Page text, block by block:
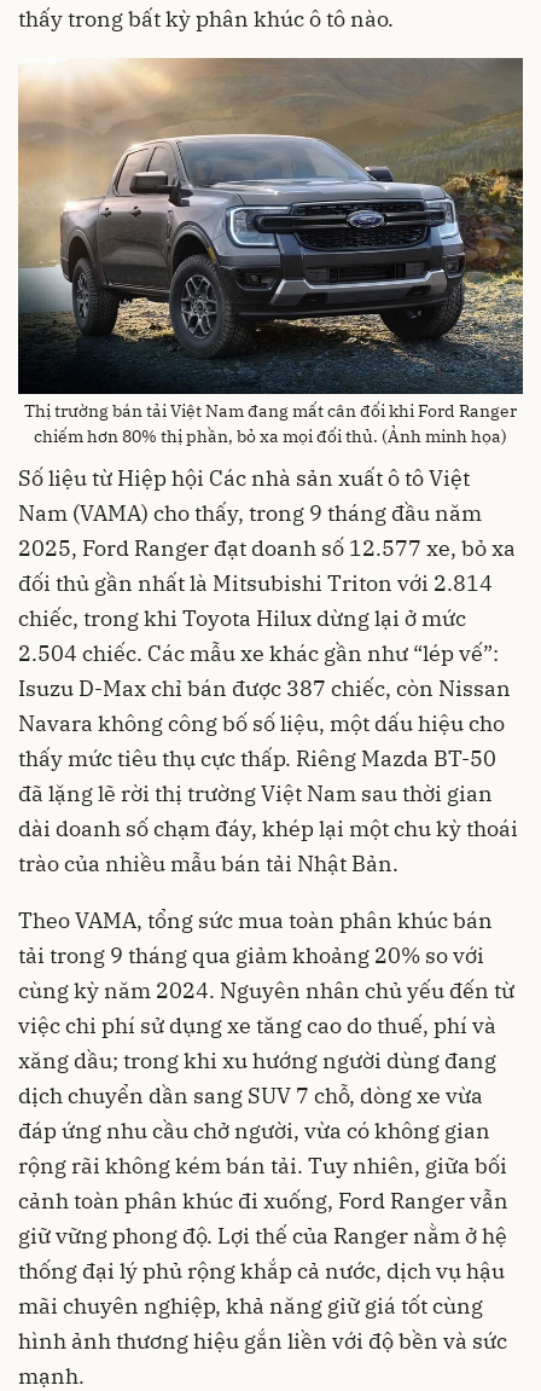
thấy trong bất kỳ phân khúc ô tô nào.
Thị trường bán tải Việt Nam đang mất cân đối khi Ford Ranger
chiếm hơn 80% thị phần, bỏ xa mọi đối thủ. (Ảnh minh họa)
Số liệu từ Hiệp hội Các nhà sản xuất ô tô Việt
Nam (VAMA) cho thấy, trong 9 tháng đầu năm
2025, Ford Ranger đạt doanh số 12.577 xe, bỏ xa
đối thủ gần nhất là Mitsubishi Triton với 2.814
chiếc, trong khi Toyota Hilux dừng lại ở mức
2.504 chiếc. Các mẫu xe khác gần như “lép vế”:
Isuzu D-Max chỉ bán được 387 chiếc, còn Nissan
Navara không công bố số liệu, một dấu hiệu cho
thấy mức tiêu thụ cực thấp. Riêng Mazda BT-50
đã lặng lẽ rời thị trường Việt Nam sau thời gian
dài doanh số chạm đáy, khép lại một chu kỳ thoái
trào của nhiều mẫu bán tải Nhật Bản.
Theo VAMA, tổng sức mua toàn phân khúc bán
tải trong 9 tháng qua giảm khoảng 20% so với
cùng kỳ năm 2024. Nguyên nhân chủ yếu đến từ
việc chi phí sử dụng xe tăng cao do thuế, phí và
xăng dầu; trong khi xu hướng người dùng đang
dịch chuyển dần sang SUV 7 chỗ, dòng xe vừa
đáp ứng nhu cầu chở người, vừa có không gian
rộng rãi không kém bán tải. Tuy nhiên, giữa bối
cảnh toàn phân khúc đi xuống, Ford Ranger vẫn
giữ vững phong độ. Lợi thế của Ranger nằm ở hệ
thống đại lý phủ rộng khắp cả nước, dịch vụ hậu
mãi chuyên nghiệp, khả năng giữ giá tốt cùng
hình ảnh thương hiệu gắn liền với độ bền và sức
mạnh.